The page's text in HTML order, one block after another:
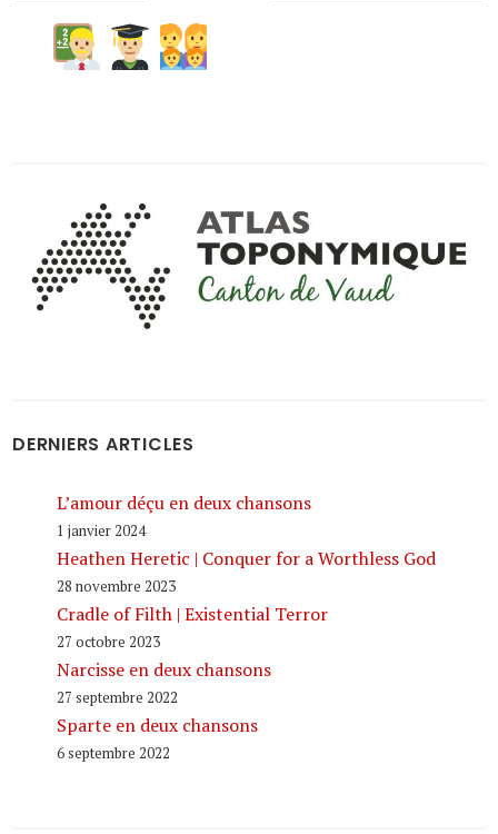
DERNIERS ARTICLES
L’amour déçu en deux chansons
1 janvier 2024
Heathen Heretic | Conquer for a Worthless God
28 novembre 2023
Cradle of Filth | Existential Terror
27 octobre 2023
Narcisse en deux chansons
27 septembre 2022
Sparte en deux chansons
6 septembre 2022